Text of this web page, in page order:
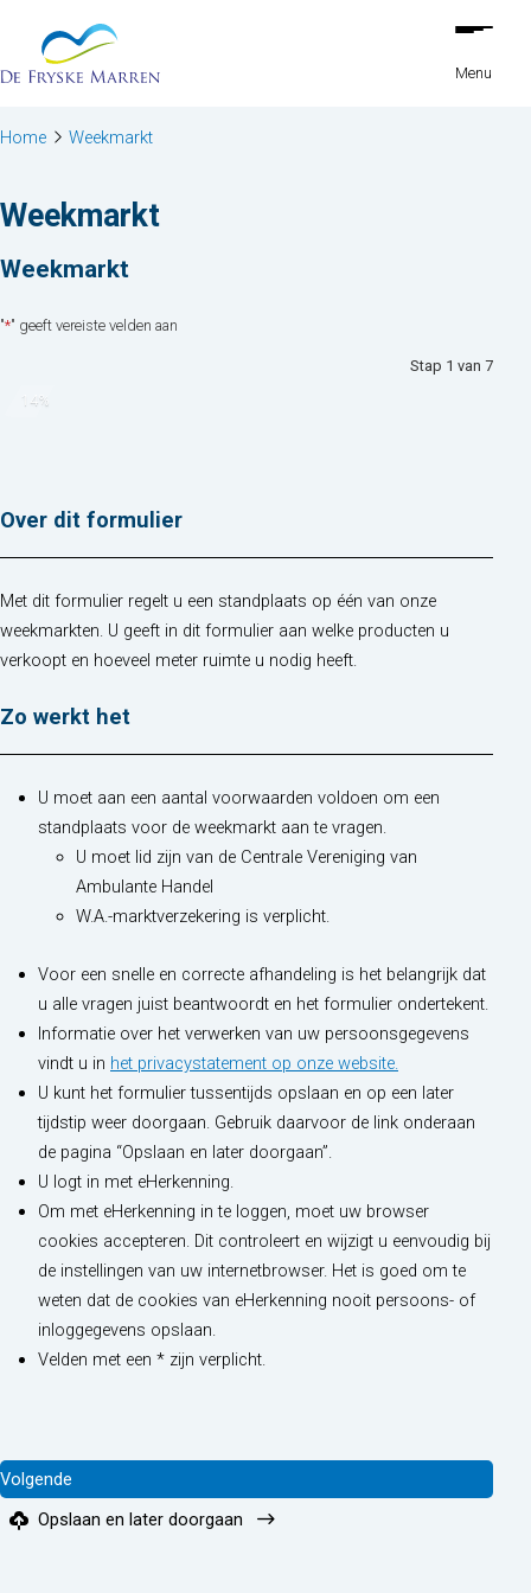
Ga naar de inhoud
Menu
Home Weekmarkt
Weekmarkt
Weekmarkt
"*" geeft vereiste velden aan
Stap 1 van 7
14%
Over dit formulier
Met dit formulier regelt u een standplaats op één van onze
weekmarkten. U geeft in dit formulier aan welke producten u
verkoopt en hoeveel meter ruimte u nodig heeft.
Zo werkt het
U moet aan een aantal voorwaarden voldoen om een
standplaats voor de weekmarkt aan te vragen.
U moet lid zijn van de Centrale Vereniging van
Ambulante Handel
W.A.-marktverzekering is verplicht.
Voor een snelle en correcte afhandeling is het belangrijk dat
u alle vragen juist beantwoordt en het formulier ondertekent.
Informatie over het verwerken van uw persoonsgegevens
vindt u in het privacystatement op onze website.
U kunt het formulier tussentijds opslaan en op een later
tijdstip weer doorgaan. Gebruik daarvoor de link onderaan
de pagina “Opslaan en later doorgaan”.
U logt in met eHerkenning.
Om met eHerkenning in te loggen, moet uw browser
cookies accepteren. Dit controleert en wijzigt u eenvoudig bij
de instellingen van uw internetbrowser. Het is goed om te
weten dat de cookies van eHerkenning nooit persoons- of
inloggegevens opslaan.
Velden met een * zijn verplicht.
Opslaan en later doorgaan
van